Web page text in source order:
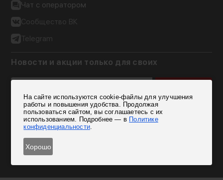
Чат с оператором
Сообщество ВК
Telegram
Новости и акции только для своих
Согласен на обработку персональных данных
На сайте используются cookie-файлы для улучшения
работы и повышения удобства. Продолжая
пользоваться сайтом, вы соглашаетесь с их
использованием. Подробнее — в Политике
конфиденциальности.
Хорошо